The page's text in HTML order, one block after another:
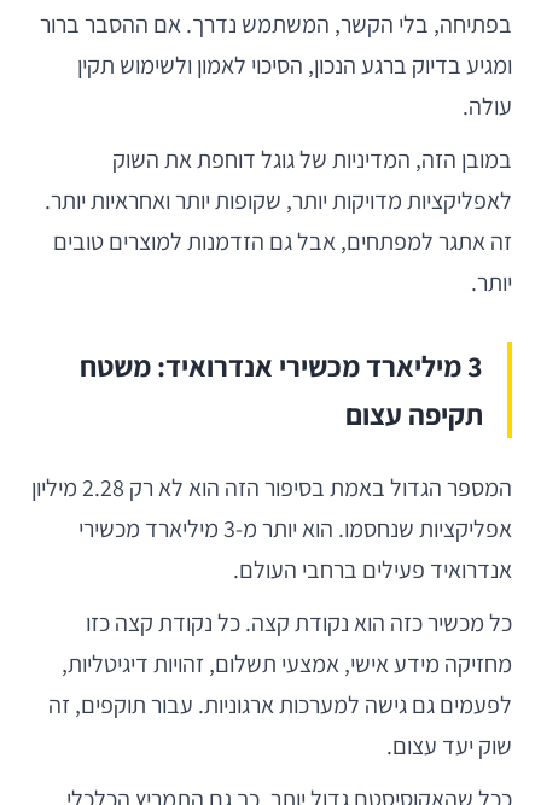
בפתיחה, בלי הקשר, המשתמש נדרך. אם ההסבר ברור
ומגיע בדיוק ברגע הנכון, הסיכוי לאמון ולשימוש תקין
עולה.
במובן הזה, המדיניות של גוגל דוחפת את השוק
לאפליקציות מדויקות יותר, שקופות יותר ואחראיות יותר.
זה אתגר למפתחים, אבל גם הזדמנות למוצרים טובים
יותר.
3 מיליארד מכשירי אנדרואיד: משטח
תקיפה עצום
המספר הגדול באמת בסיפור הזה הוא לא רק 2.28 מיליון
אפליקציות שנחסמו. הוא יותר מ-3 מיליארד מכשירי
אנדרואיד פעילים ברחבי העולם.
כל מכשיר כזה הוא נקודת קצה. כל נקודת קצה כזו
מחזיקה מידע אישי, אמצעי תשלום, זהויות דיגיטליות,
לפעמים גם גישה למערכות ארגוניות. עבור תוקפים, זה
שוק יעד עצום.
ככל שהאקוסיסטם גדול יותר, כך גם התמריץ הכלכלי